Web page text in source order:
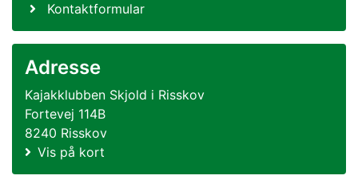
Kontaktformular
Adresse
Kajakklubben Skjold i Risskov
Fortevej 114B
8240 Risskov
Vis på kort